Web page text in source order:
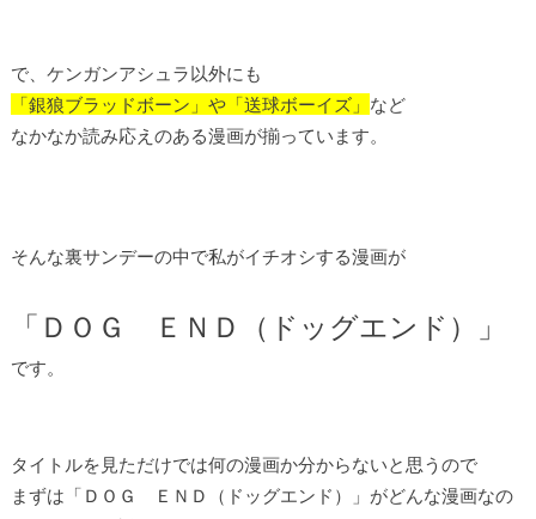
で、ケンガンアシュラ以外にも
「銀狼ブラッドボーン」や「送球ボーイズ」 など
なかなか読み応えのある漫画が揃っています。
そんな裏サンデーの中で私がイチオシする漫画が
「ＤＯＧ ＥＮＤ（ドッグエンド）」
です。
タイトルを見ただけでは何の漫画か分からないと思うので
まずは「ＤＯＧ ＥＮＤ（ドッグエンド）」がどんな漫画なの